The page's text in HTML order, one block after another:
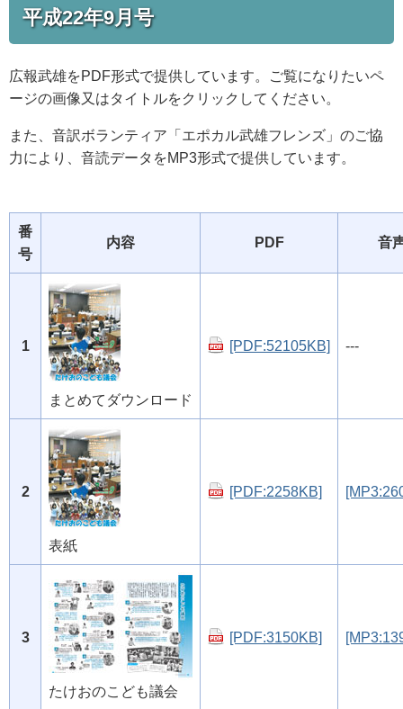
平成22年9月号
広報武雄をPDF形式で提供しています。ご覧になりたいペ
ージの画像又はタイトルをクリックしてください。
また、音訳ボランティア「エポカル武雄フレンズ」のご協
力により、音読データをMP3形式で提供しています。
番
号
内容 PDF 音
1
まとめてダウンロード
[PDF:52105KB] ---
2
表紙
[PDF:2258KB]
3
たけおのこども議会
[PDF:3150KB]